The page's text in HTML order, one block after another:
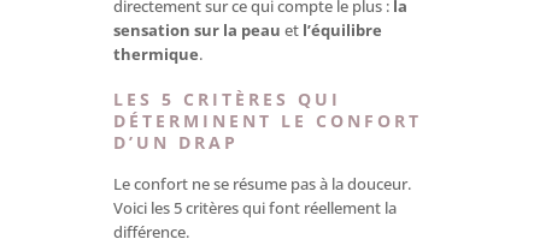
directement sur ce qui compte le plus : la
sensation sur la peau et l’équilibre
thermique.
LES 5 CRITÈRES QUI
DÉTERMINENT LE CONFORT
D’UN DRAP
Le confort ne se résume pas à la douceur.
Voici les 5 critères qui font réellement la
différence.